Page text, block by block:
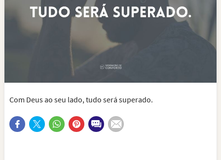
Com Deus ao seu lado, tudo será superado.